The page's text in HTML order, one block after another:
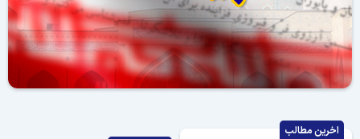
اخرین مطالب